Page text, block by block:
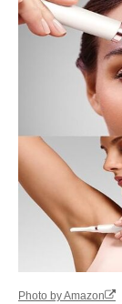
楽天市場で見る
Amazonで見る
楽天市場で見る
Amazonで見る
Photo by Amazon